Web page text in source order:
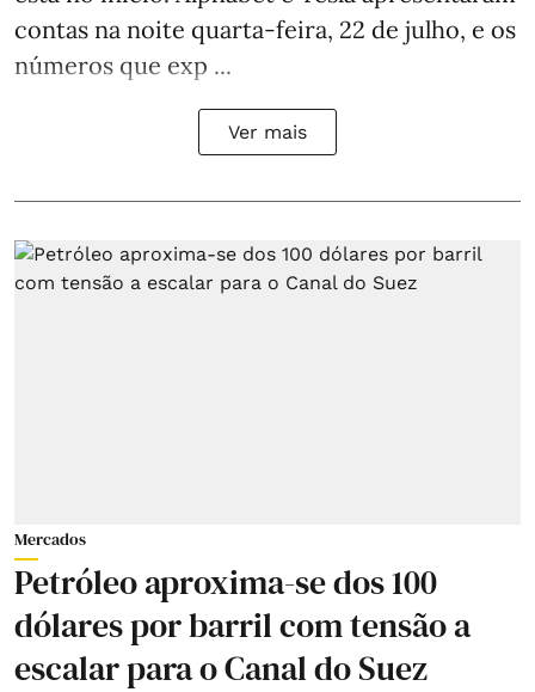
contas na noite quarta-feira, 22 de julho, e os
números que exp ...
Ver mais
Mercados
Petróleo aproxima-se dos 100
dólares por barril com tensão a
escalar para o Canal do Suez